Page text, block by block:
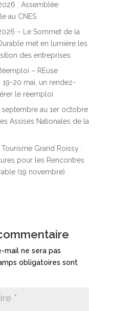
: Assemblée
au CNES
– Le Sommet de la
met en lumière les
des entreprises
– REuse
19-20 mai, un rendez-
le réemploi
septembre au 1er octobre
Assises Nationales de la
Grand Roissy :
pour les Rencontres
(19 novembre)
mail ne sera pas
obligatoires sont